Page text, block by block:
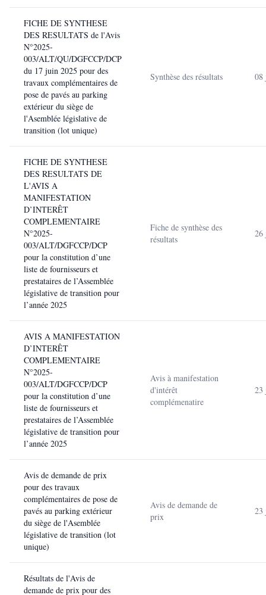
FICHE DE SYNTHESE
DES RESULTATS de l'Avis
N°2025-
003/ALT/QU/DGFCCP/DCP
du 17 juin 2025 pour des
travaux complémentaires de
pose de pavés au parking
extérieur du siège de
l'Asemblée législative de
transition (lot unique)
Synthèse des résultats 08
FICHE DE SYNTHESE
DES RESULTATS DE
L'AVIS A
MANIFESTATION
D’INTERÊT
COMPLEMENTAIRE
N°2025-
003/ALT/DGFCCP/DCP
pour la constitution d’une
liste de fournisseurs et
prestataires de l’Assemblée
législative de transition pour
l’année 2025
Fiche de synthèse des
résultats
26
AVIS A MANIFESTATION
D’INTERÊT
COMPLEMENTAIRE
N°2025-
003/ALT/DGFCCP/DCP
pour la constitution d’une
liste de fournisseurs et
prestataires de l’Assemblée
législative de transition pour
l’année 2025
Avis à manifestation
d'intérêt
complémenatire
23
Avis de demande de prix
pour des travaux
complémentaires de pose de
pavés au parking extérieur
du siège de l'Asemblée
législative de transition (lot
unique)
Avis de demande de
prix
23
Résultats de l'Avis de
demande de prix pour des